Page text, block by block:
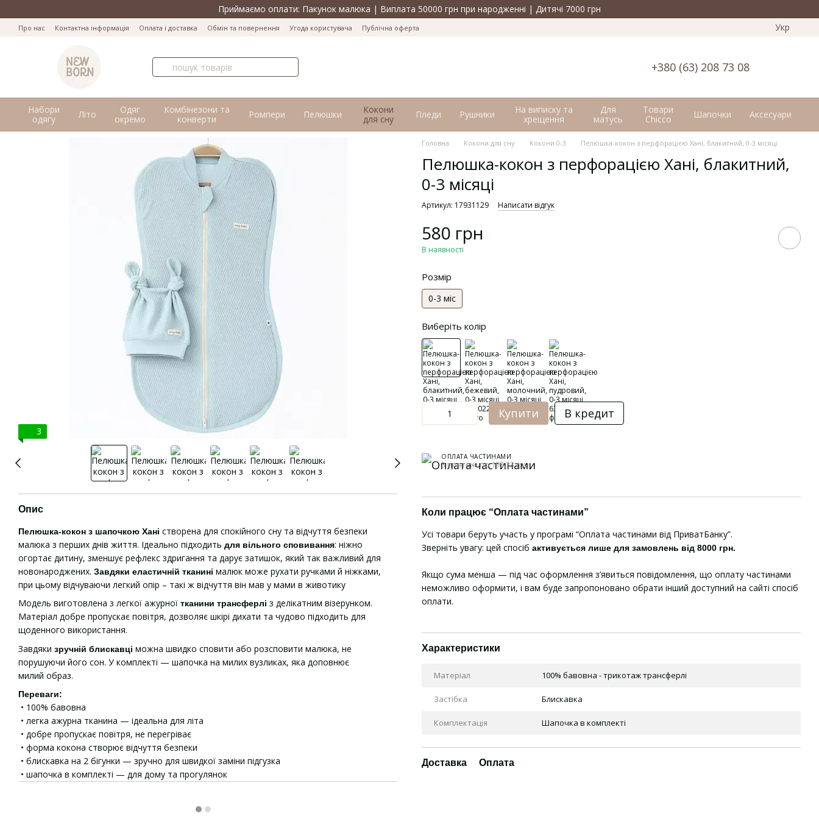
Приймаємо оплати: Пакунок малюка | Виплата 50000 грн при народженні | Дитячі 7000 грн
Про нас Контактна інформація Оплата і доставка Обмін та повернення Угода користувача Публічна оферта Укр
+380 (63) 208 73 08
Набори
одягу
Літо
Одяг
окремо
Комбінезони та
конверти
Ромпери Пелюшки
Кокони
для сну
Пледи Рушники
На виписку та
хрещення
Для
матусь
Товари
Chicco
Шапочки Аксесуари
3
Опис
Пелюшка-кокон з шапочкою Хані створена для спокійного сну та відчуття безпеки
малюка з перших днів життя. Ідеально підходить для вільного сповивання: ніжно
огортає дитину, зменшує рефлекс здригання та дарує затишок, який так важливий для
новонароджених. Завдяки еластичній тканині малюк може рухати ручками й ніжками,
при цьому відчуваючи легкий опір – такі ж відчуття він мав у мами в животику
Модель виготовлена з легкої ажурної тканини трансферлі з делікатним візерунком.
Матеріал добре пропускає повітря, дозволяє шкірі дихати та чудово підходить для
щоденного використання.
Завдяки зручній блискавці можна швидко сповити або розсповити малюка, не
порушуючи його сон. У комплекті — шапочка на милих вузликах, яка доповнює
милий образ.
Переваги:
• 100% бавовна
• легка ажурна тканина — ідеальна для літа
• добре пропускає повітря, не перегріває
• форма кокона створює відчуття безпеки
• блискавка на 2 бігунки — зручно для швидкої заміни підгузка
• шапочка в комплекті — для дому та прогулянок
Головна Кокони для сну Кокони 0-3 Пелюшка-кокон з перфорацією Хані, блакитний, 0-3 місяці
Пелюшка-кокон з перфорацією Хані, блакитний,
0-3 місяці
Артикул: 17931129 Написати відгук
580 грн
В наявності
Розмір
0-3 міс
Виберіть колір
Купити В кредит
ОПЛАТА ЧАСТИНАМИ
3 платежі по 193.33 грн
Коли працює “Оплата частинами”
Усі товари беруть участь у програмі “Оплата частинами від ПриватБанку”.
Зверніть увагу: цей спосіб активується лише для замовлень від 8000 грн.
Якщо сума менша — під час оформлення з’явиться повідомлення, що оплату частинами
неможливо оформити, і вам буде запропоновано обрати інший доступний на сайті спосіб
оплати.
Характеристики
Матеріал 100% бавовна - трикотаж трансферлі
Застібка Блискавка
Комплектація Шапочка в комплекті
Доставка Оплата